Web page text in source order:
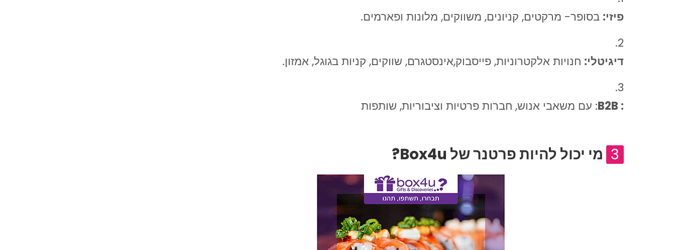
פיזי: בסופר- מרקטים, קניונים, משווקים, מלונות ופארמים.
דיגיטלי: חנויות אלקטרוניות, פייסבוק,אינסטגרם, שווקים, קניות בגוגל, אמזון.
: B2B : עם משאבי אנוש, חברות פרטיות וציבוריות, שותפות
3 מי יכול להיות פרטנר של Box4u?